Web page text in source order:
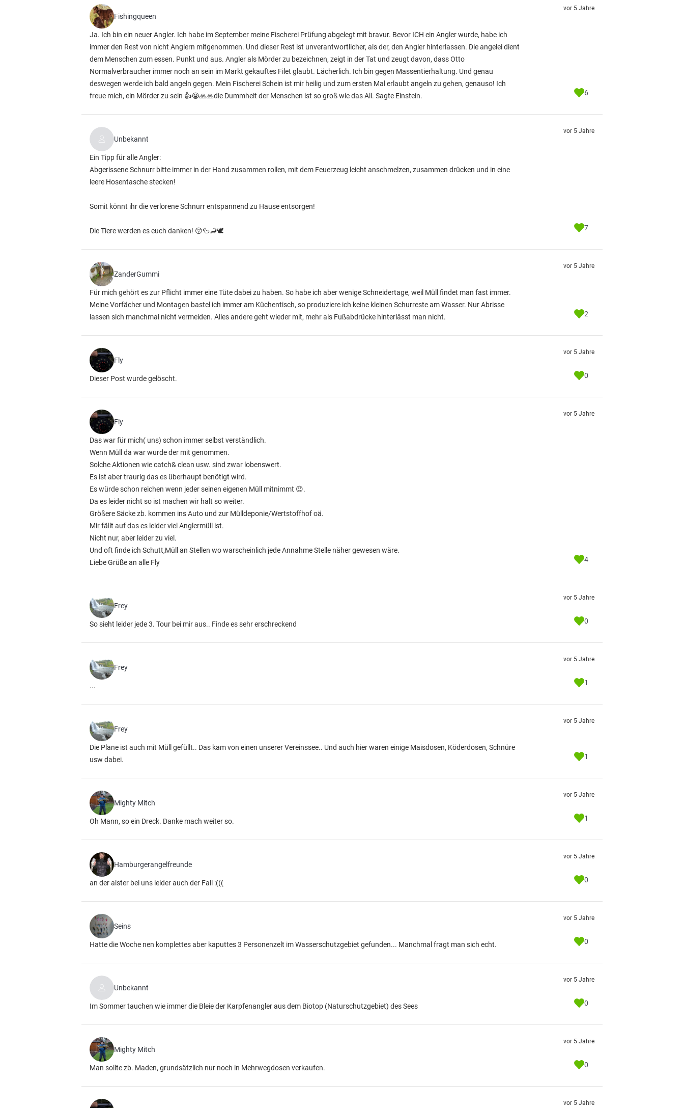
Fishingqueen
Ja. Ich bin ein neuer Angler. Ich habe im September meine Fischerei Prüfung abgelegt mit bravur. Bevor ICH ein Angler wurde, habe ich
immer den Rest von nicht Anglern mitgenommen. Und dieser Rest ist unverantwortlicher, als der, den Angler hinterlassen. Die angelei dient
dem Menschen zum essen. Punkt und aus. Angler als Mörder zu bezeichnen, zeigt in der Tat und zeugt davon, dass Otto
Normalverbraucher immer noch an sein im Markt gekauftes Filet glaubt. Lächerlich. Ich bin gegen Massentierhaltung. Und genau
deswegen werde ich bald angeln gegen. Mein Fischerei Schein ist mir heilig und zum ersten Mal erlaubt angeln zu gehen, genauso! Ich
freue mich, ein Mörder zu sein 👍😭🙏🙏die Dummheit der Menschen ist so groß wie das All. Sagte Einstein.
vor 5 Jahre
6
Unbekannt
Ein Tipp für alle Angler:
Abgerissene Schnurr bitte immer in der Hand zusammen rollen, mit dem Feuerzeug leicht anschmelzen, zusammen drücken und in eine
leere Hosentasche stecken!
Somit könnt ihr die verlorene Schnurr entspannend zu Hause entsorgen!
Die Tiere werden es euch danken! 😚🦆🦂🕊️
vor 5 Jahre
7
ZanderGummi
Für mich gehört es zur Pflicht immer eine Tüte dabei zu haben. So habe ich aber wenige Schneidertage, weil Müll findet man fast immer.
Meine Vorfächer und Montagen bastel ich immer am Küchentisch, so produziere ich keine kleinen Schurreste am Wasser. Nur Abrisse
lassen sich manchmal nicht vermeiden. Alles andere geht wieder mit, mehr als Fußabdrücke hinterlässt man nicht.
vor 5 Jahre
2
Fly
Dieser Post wurde gelöscht.
vor 5 Jahre
0
Fly
Das war für mich( uns) schon immer selbst verständlich.
Wenn Müll da war wurde der mit genommen.
Solche Aktionen wie catch& clean usw. sind zwar lobenswert.
Es ist aber traurig das es überhaupt benötigt wird.
Es würde schon reichen wenn jeder seinen eigenen Müll mitnimmt 😉.
Da es leider nicht so ist machen wir halt so weiter.
Größere Säcke zb. kommen ins Auto und zur Mülldeponie/Wertstoffhof oä.
Mir fällt auf das es leider viel Anglermüll ist.
Nicht nur, aber leider zu viel.
Und oft finde ich Schutt,Müll an Stellen wo warscheinlich jede Annahme Stelle näher gewesen wäre.
Liebe Grüße an alle Fly
vor 5 Jahre
4
Frey
So sieht leider jede 3. Tour bei mir aus.. Finde es sehr erschreckend
vor 5 Jahre
0
Frey
...
vor 5 Jahre
1
Frey
Die Plane ist auch mit Müll gefüllt.. Das kam von einen unserer Vereinssee.. Und auch hier waren einige Maisdosen, Köderdosen, Schnüre
usw dabei.
vor 5 Jahre
1
Mighty Mitch
Oh Mann, so ein Dreck. Danke mach weiter so.
vor 5 Jahre
1
Hamburgerangelfreunde
an der alster bei uns leider auch der Fall :(((
vor 5 Jahre
0
Seins
Hatte die Woche nen komplettes aber kaputtes 3 Personenzelt im Wasserschutzgebiet gefunden... Manchmal fragt man sich echt.
vor 5 Jahre
0
Unbekannt
Im Sommer tauchen wie immer die Bleie der Karpfenangler aus dem Biotop (Naturschutzgebiet) des Sees
vor 5 Jahre
0
Mighty Mitch
Man sollte zb. Maden, grundsätzlich nur noch in Mehrwegdosen verkaufen.
vor 5 Jahre
0
vor 5 Jahre